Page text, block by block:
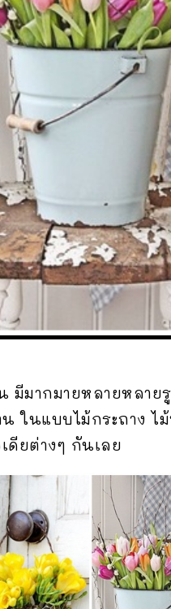
มีมากมายหลายหลา
ในแบบไม้กระถาง
ดียต่างๆ กันเลย